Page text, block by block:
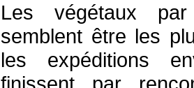
Les végétaux
semblent être les
les expéditions